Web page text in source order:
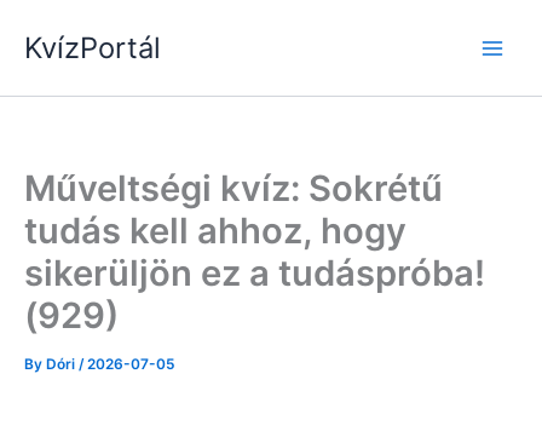
KvízPortál
Műveltségi kvíz: Sokrétű
tudás kell ahhoz, hogy
sikerüljön ez a tudáspróba!
(929)
By Dóri /2026-07-05